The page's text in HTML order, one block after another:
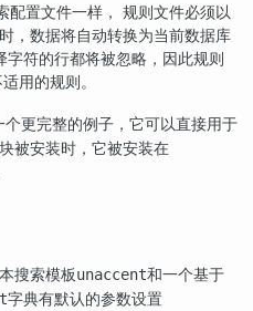
配置文件一样， 规则文件必须以
，数据将自动转换为当前数据库
符的行都将被忽略，因此规则
用的规则。
个更完整的例子，它可以直接用于
被安装时，它被安装在
搜索模板unaccent和一个基于
字典有默认的参数设置